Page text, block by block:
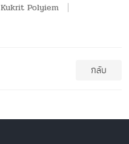
Kukrit Polyiem
กลับ